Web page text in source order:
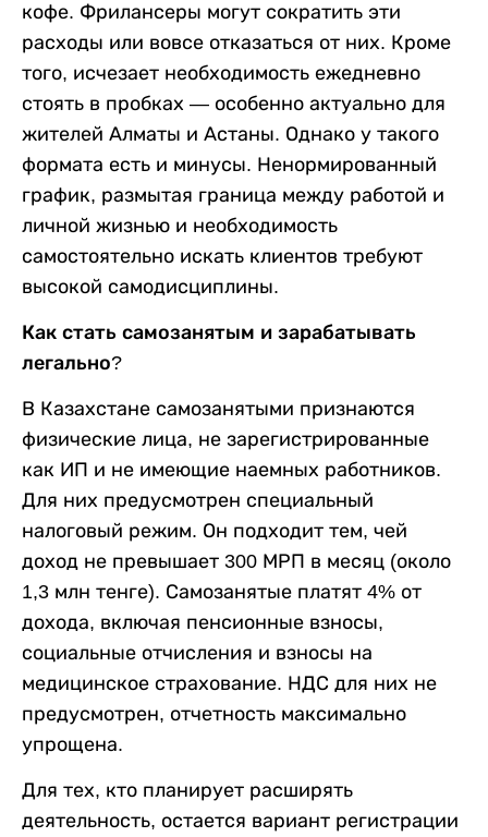
кофе. Фрилансеры могут сократить эти
расходы или вовсе отказаться от них. Кроме
того, исчезает необходимость ежедневно
стоять в пробках — особенно актуально для
жителей Алматы и Астаны. Однако у такого
формата есть и минусы. Ненормированный
график, размытая граница между работой и
личной жизнью и необходимость
самостоятельно искать клиентов требуют
высокой самодисциплины.
Как стать самозанятым и зарабатывать
легально?
В Казахстане самозанятыми признаются
физические лица, не зарегистрированные
как ИП и не имеющие наемных работников.
Для них предусмотрен специальный
налоговый режим. Он подходит тем, чей
доход не превышает 300 МРП в месяц (около
1,3 млн тенге). Самозанятые платят 4% от
дохода, включая пенсионные взносы,
социальные отчисления и взносы на
медицинское страхование. НДС для них не
предусмотрен, отчетность максимально
упрощена.
Для тех, кто планирует расширять
деятельность, остается вариант регистрации